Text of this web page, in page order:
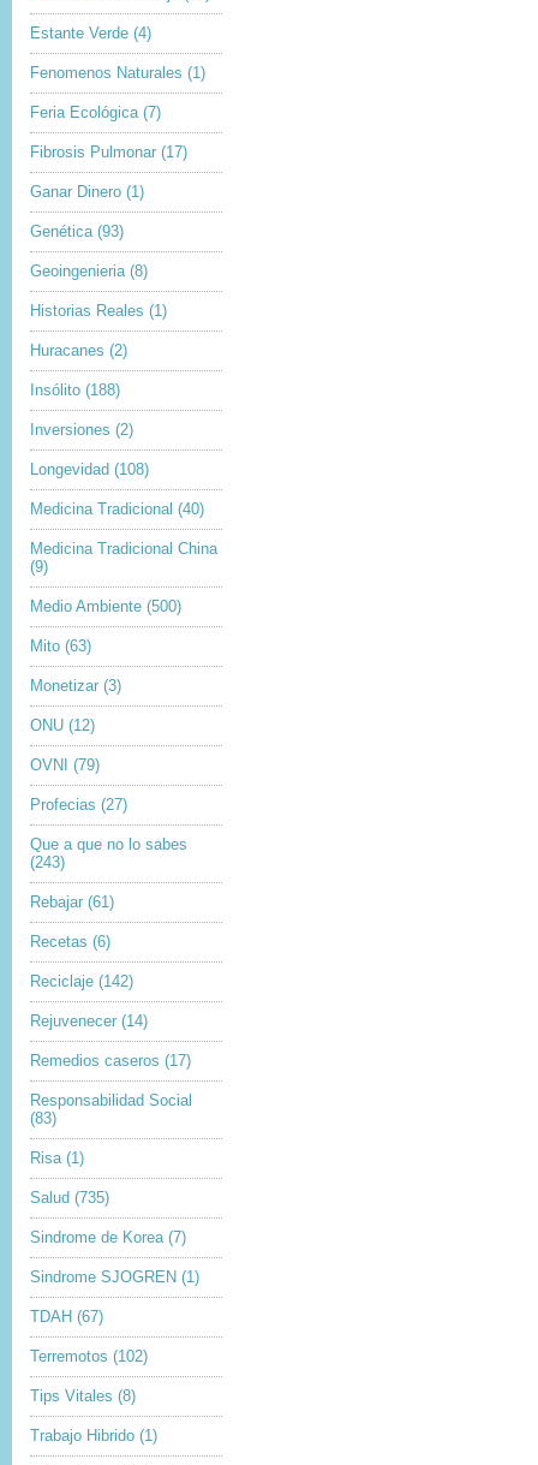
Estante Verde (4)
Fenomenos Naturales (1)
Feria Ecológica (7)
Fibrosis Pulmonar (17)
Ganar Dinero (1)
Genética (93)
Geoingenieria (8)
Historias Reales (1)
Huracanes (2)
Insólito (188)
Inversiones (2)
Longevidad (108)
Medicina Tradicional (40)
Medicina Tradicional China
(9)
Medio Ambiente (500)
Mito (63)
Monetizar (3)
ONU (12)
OVNI (79)
Profecias (27)
Que a que no lo sabes
(243)
Rebajar (61)
Recetas (6)
Reciclaje (142)
Rejuvenecer (14)
Remedios caseros (17)
Responsabilidad Social
(83)
Risa (1)
Salud (735)
Sindrome de Korea (7)
Sindrome SJOGREN (1)
TDAH (67)
Terremotos (102)
Tips Vitales (8)
Trabajo Hibrido (1)